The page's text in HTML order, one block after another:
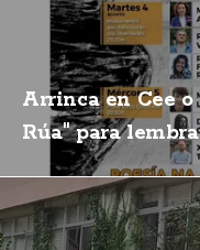
Arrinca en Cee
Rúa" para